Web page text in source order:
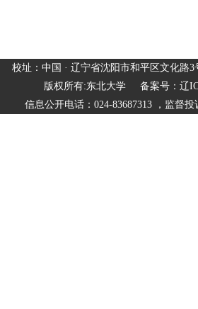
校址：中国 · 辽宁省沈阳市和平区文化路
版权所有:东北大学 备案号：辽
信息公开电话：024-83687313 ，监督投